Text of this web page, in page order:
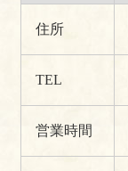
住所
TEL
営業時間